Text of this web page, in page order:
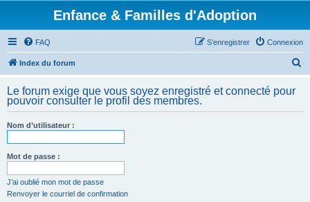
Enfance & Familles d'Adoption
FAQ Connexion
S’enregistrer
Index du forum
h
Le forum exige que vous soyez enregistré et connecté pour
pouvoir consulter le profil des membres.
Nom d’utilisateur :
Mot de passe :
J’ai oublié mon mot de passe
Renvoyer le courriel de confirmation